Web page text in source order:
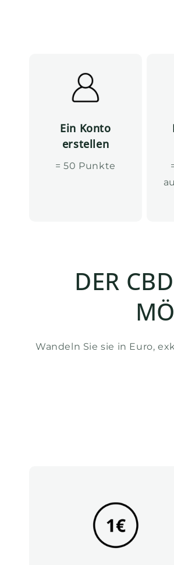
Ein Konto
erstellen
= 50 Punkte
DER
Wandeln Sie sie in Euro,